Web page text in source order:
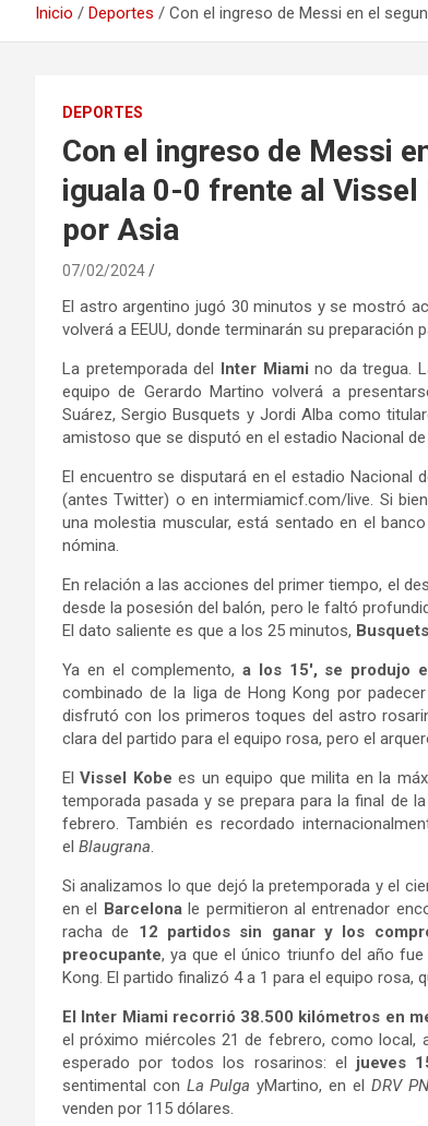
Inicio Deportes Con el ingreso de Messi en el
DEPORTES
Con el ingreso de Messi
iguala 0-0 frente al Vissel
por Asia
07/02/2024
El astro argentino jugó 30 minutos y se mostró
volverá a EEUU, donde terminarán su preparación
La pretemporada del Inter Miamino da tregua.
equipo de Gerardo Martino volverá a
Suárez, Sergio Busquets y Jordi Alba como
amistoso que se disputó en el estadio Nacional de
El encuentro se disputará en el estadio Nacional
(antes Twitter) o en intermiamicf.com/live. Si
una molestia muscular, está sentado en el
nómina.
En relación a las acciones del primer tiempo, el
desde la posesión del balón, pero le faltó
El dato saliente es que a los 25 minutos,
Ya en el complemento,a los 15′, se produjo
combinado de la liga de Hong Kong por
disfrutó con los primeros toques del astro
clara del partido para el equipo rosa, pero el
ElVissel Kobe es un equipo que milita en la
temporada pasada y se prepara para la final de la
febrero. También es recordado
el Blaugrana.
Si analizamos lo que dejó la pretemporada y el
en el Barcelonale permitieron al entrenador
racha de 12 partidos sin ganar y los
preocupante, ya que el único triunfo del año
Kong. El partido finalizó 4 a 1 para el equipo rosa,
El Inter Miami recorrió 38.500 kilómetros en
el próximo miércoles 21 de febrero, como local,
esperado por todos los rosarinos: el jueves
sentimental con La Pulga yMartino, en el DRV
venden por 115 dólares.